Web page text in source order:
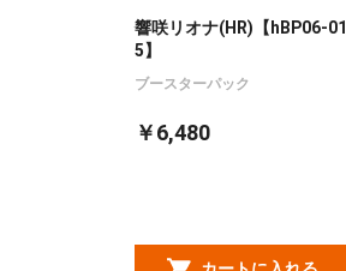
響咲リオナ(HR)【hBP06-01
5】
ブースターパック
￥6,480